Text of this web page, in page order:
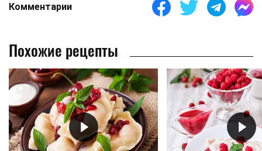
Комментарии
Похожие рецепты